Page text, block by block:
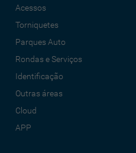
Acessos
Torniquetes
Parques Auto
Rondas e Serviços
Identificação
Outras áreas
Cloud
APP